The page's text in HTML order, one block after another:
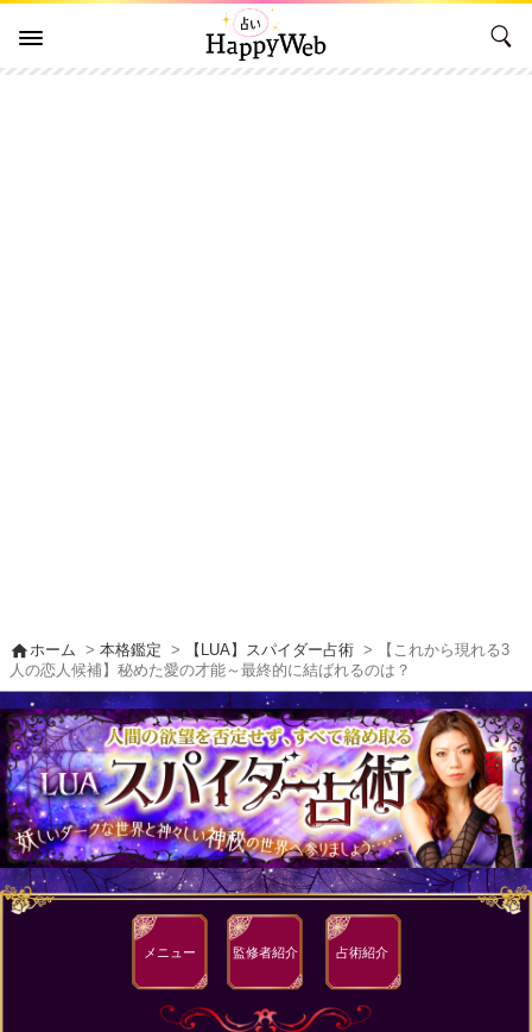
homeホーム >本格鑑定 > 【LUA】スパイダー占術 > 【これから現れる3
人の恋人候補】秘めた愛の才能～最終的に結ばれるのは？
メニュー 監修者紹介 占術紹介